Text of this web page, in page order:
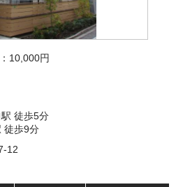
10,000円
｣駅 徒歩5分
徒歩9分
12